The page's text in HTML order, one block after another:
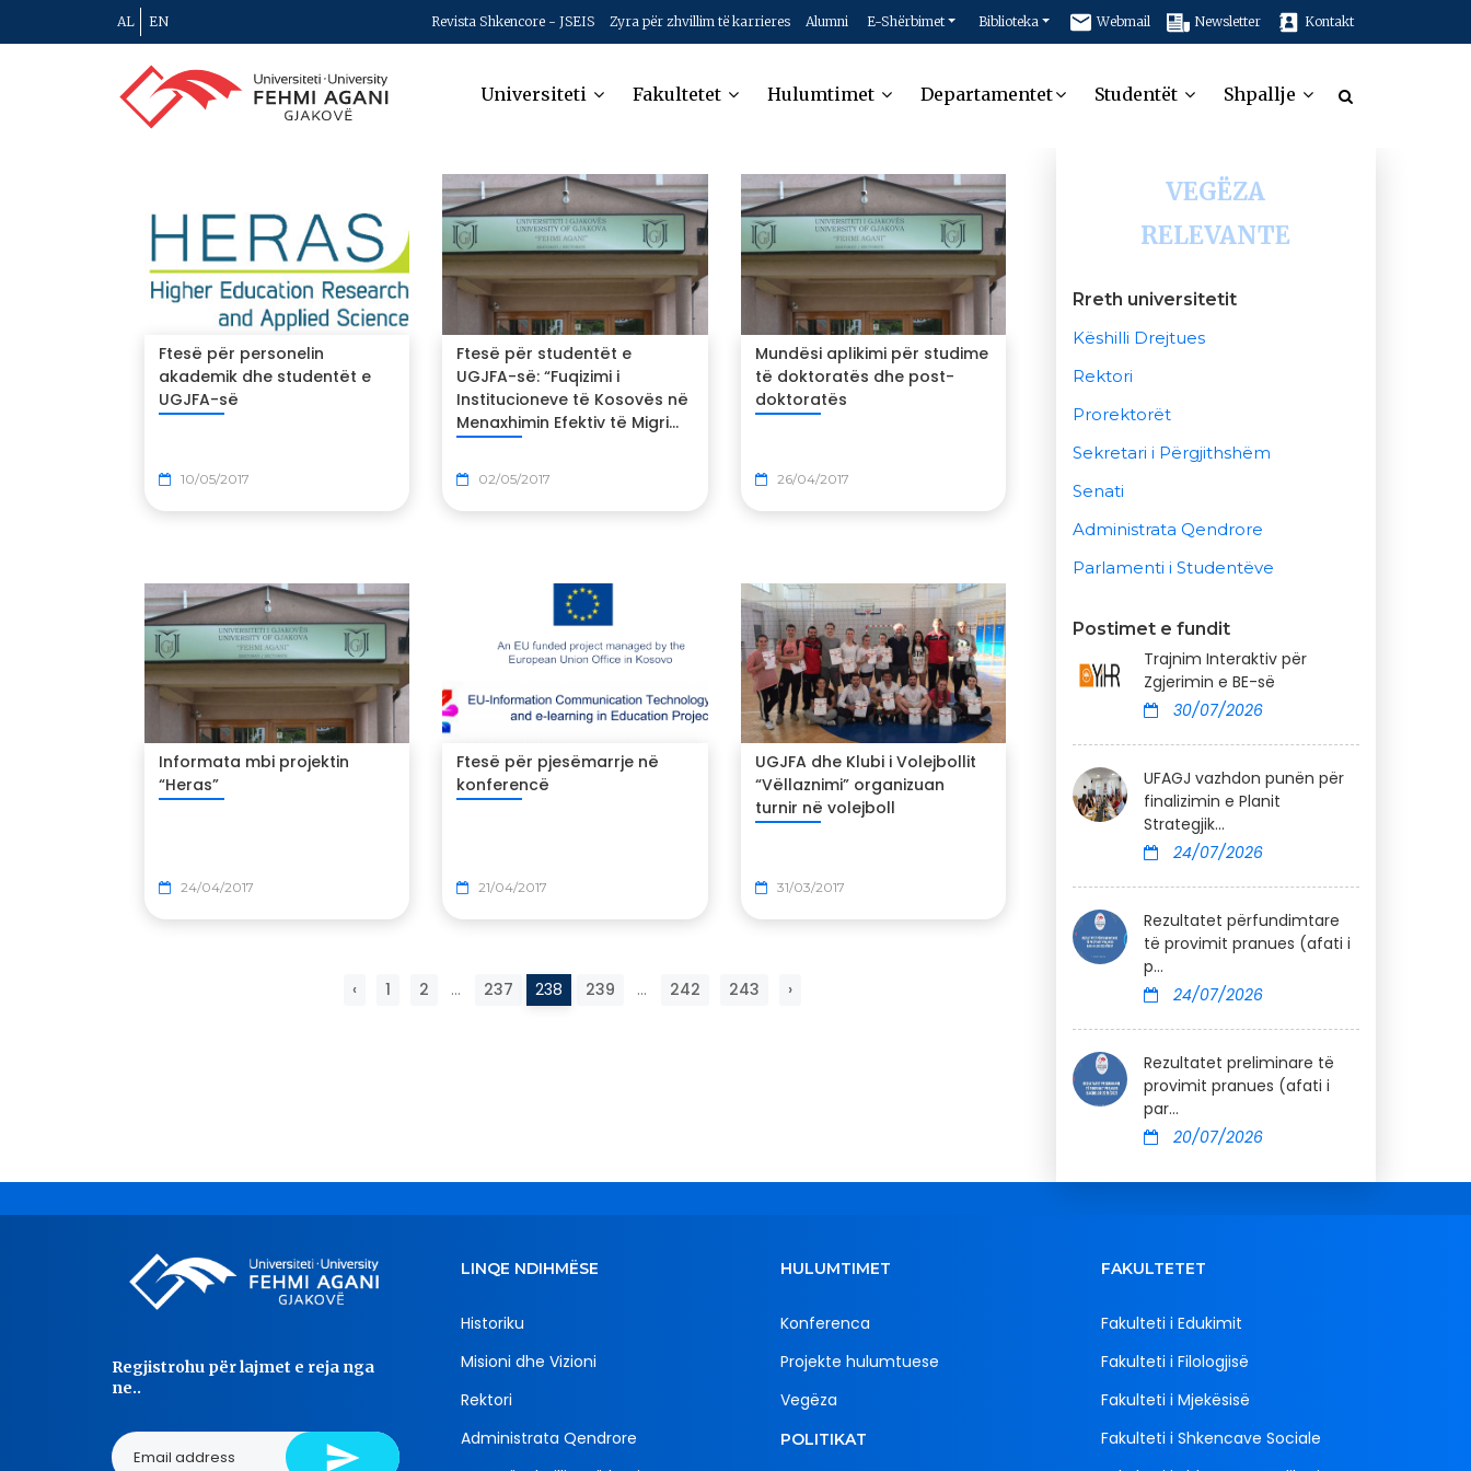
AL EN Revista Shkencore - JSEIS Zyra për zhvillim të karrieres Alumni E-Shërbimet Biblioteka Webmail Newsletter Kontakt
Universiteti Fakultetet Hulumtimet Departamentet Studentët Shpallje
Ftesë për personelin
akademik dhe studentët e
UGJFA-së
10/05/2017
Ftesë për studentët e
UGJFA-së: “Fuqizimi i
Institucioneve të Kosovës në
Menaxhimin Efektiv të Migri...
02/05/2017
Mundësi aplikimi për studime
të doktoratës dhe post-
doktoratës
26/04/2017
Informata mbi projektin
“Heras”
24/04/2017
Ftesë për pjesëmarrje në
konferencë
21/04/2017
UGJFA dhe Klubi i Volejbollit
“Vëllaznimi” organizuan
turnir në volejboll
31/03/2017
‹ 1 2 ... 237 238 239 ... 242 243 ›
VEGËZA
RELEVANTE
Rreth universitetit
Këshilli Drejtues
Rektori
Prorektorët
Sekretari i Përgjithshëm
Senati
Administrata Qendrore
Parlamenti i Studentëve
Postimet e fundit
Trajnim Interaktiv për
Zgjerimin e BE-së
30/07/2026
UFAGJ vazhdon punën për
finalizimin e Planit
Strategjik...
24/07/2026
Rezultatet përfundimtare
të provimit pranues (afati i
p...
24/07/2026
Rezultatet preliminare të
provimit pranues (afati i
par...
20/07/2026
Regjistrohu për lajmet e reja nga
ne..
LINQE NDIHMËSE
Historiku
Misioni dhe Vizioni
Rektori
Administrata Qendrore
HULUMTIMET
Konferenca
Projekte hulumtuese
Vegëza
POLITIKAT
FAKULTETET
Fakulteti i Edukimit
Fakulteti i Filologjisë
Fakulteti i Mjekësisë
Fakulteti i Shkencave Sociale